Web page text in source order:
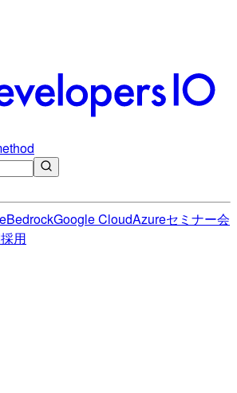
BedrockGoogle CloudAzureセミナー会
採用